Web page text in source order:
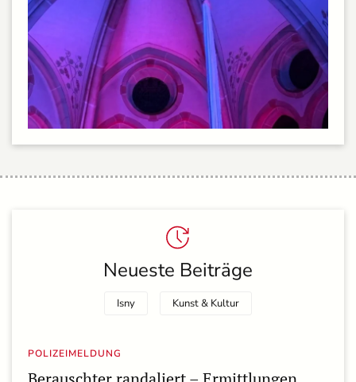
Neueste Beiträge
Isny Kunst & Kultur
POLIZEIMELDUNG